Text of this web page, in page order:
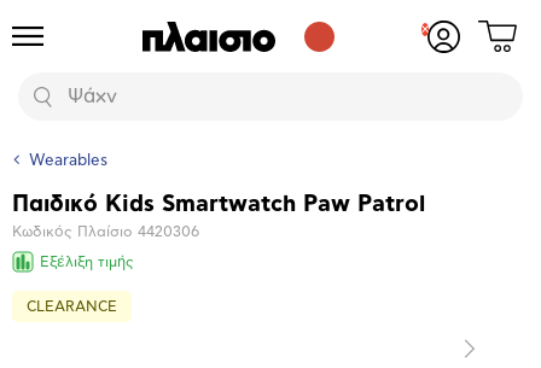
Προϊόντα
Αναζήτηση
Δες
Wearables
Βασικά
χαρακτηριστικά
Παιδικό Kids Smartwatch Paw Patrol
Κωδικός Πλαίσιο 4420306
Εξέλιξη τιμής
CLEARANCE
Επόμενο